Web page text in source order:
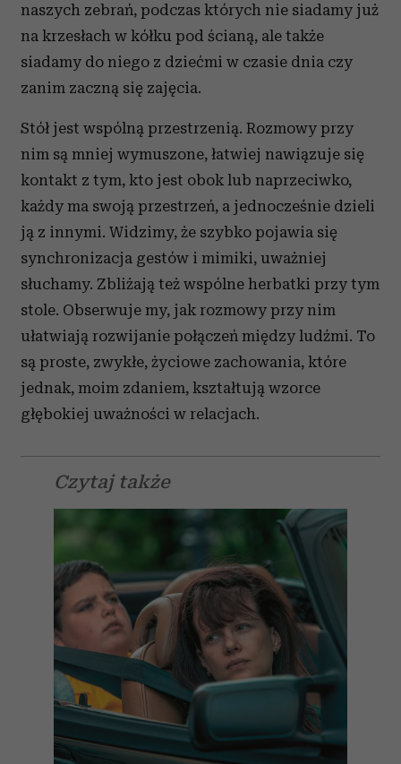
naszych zebrań, podczas których nie siadamy już
na krzesłach w kółku pod ścianą, ale także
siadamy do niego z dziećmi w czasie dnia czy
zanim zaczną się zajęcia.
Stół jest wspólną przestrzenią. Rozmowy przy
nim są mniej wymuszone, łatwiej nawiązuje się
kontakt z tym, kto jest obok lub naprzeciwko,
każdy ma swoją przestrzeń, a jednocześnie dzieli
ją z innymi. Widzimy, że szybko pojawia się
synchronizacja gestów i mimiki, uważniej
słuchamy. Zbliżają też wspólne herbatki przy tym
stole. Obserwuje my, jak rozmowy przy nim
ułatwiają rozwijanie połączeń między ludźmi. To
są proste, zwykłe, życiowe zachowania, które
jednak, moim zdaniem, kształtują wzorce
głębokiej uważności w relacjach.
Czytaj także